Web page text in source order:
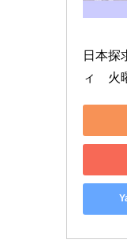
日本探
ィ　火